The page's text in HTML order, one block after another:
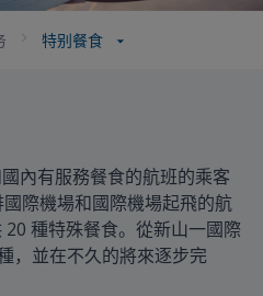
特别餐食
內有服務餐食的航班的乘客
際機場和國際機場起飛的航
種特殊餐食。從新山一國際
，並在不久的將來逐步完